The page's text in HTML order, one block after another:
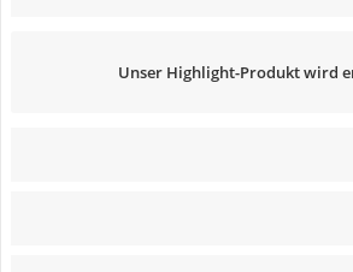
Unser Highlight-Produkt wird